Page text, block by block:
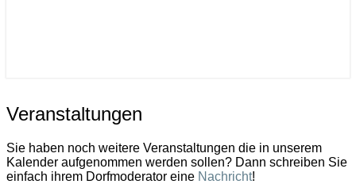
Veranstaltungen
Veranstaltungen
Sie haben noch weitere Veranstaltungen die in unserem
Kalender aufgenommen werden sollen? Dann schreiben Sie
einfach ihrem Dorfmoderator eine Nachricht!